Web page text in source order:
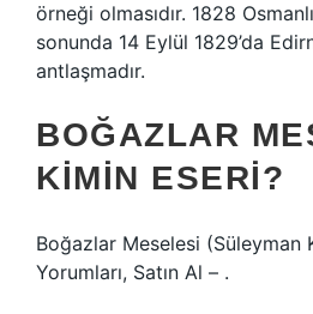
örneği olmasıdır. 1828
sonunda 14 Eylül 1829’da
antlaşmadır.
BOĞAZLAR
KIMIN ESERI?
Boğazlar Meselesi (Süleyman
Yorumları, Satın Al – .